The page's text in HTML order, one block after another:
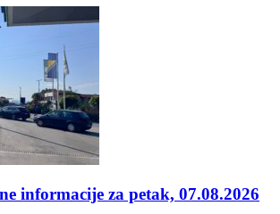
informacije za petak, 07.08.2026